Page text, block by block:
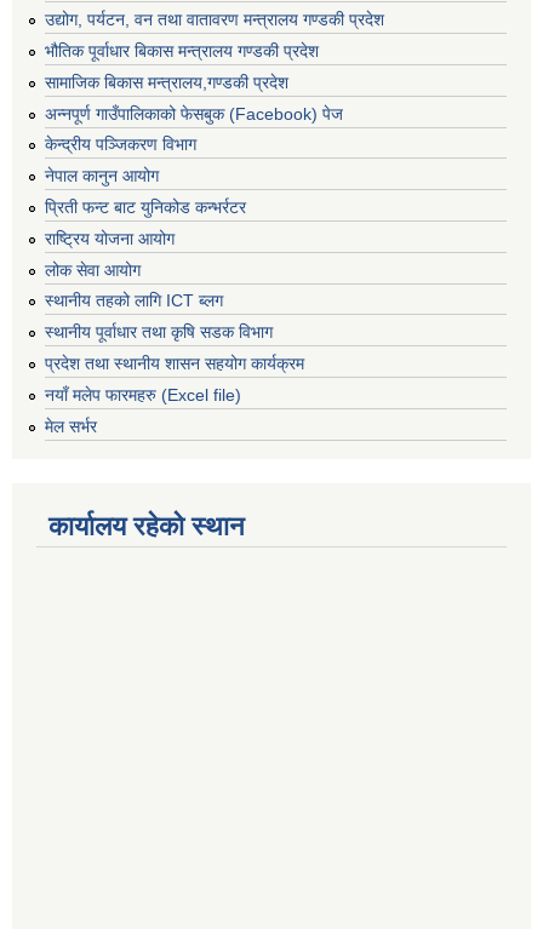
उद्योग, पर्यटन, वन तथा वातावरण मन्त्रालय गण्डकी प्रदेश
भौतिक पूर्वाधार बिकास मन्त्रालय गण्डकी प्रदेश
सामाजिक बिकास मन्त्रालय,गण्डकी प्रदेश
अन्नपूर्ण गाउँपालिकाको फेसबुक (Facebook) पेज
केन्द्रीय पञ्जिकरण विभाग
नेपाल कानुन आयोग
प्रिती फन्ट बाट युनिकोड कन्भर्रटर
राष्ट्रिय योजना आयोग
लोक सेवा आयोग
स्थानीय तहको लागि ICT ब्लग
स्थानीय पूर्वाधार तथा कृषि सडक विभाग
प्रदेश तथा स्थानीय शासन सहयोग कार्यक्रम
नयाँ मलेप फारमहरु (Excel file)
मेल सर्भर
कार्यालय रहेको स्थान